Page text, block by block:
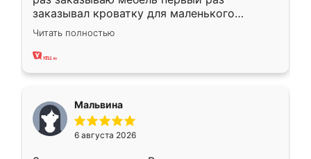
заказывал кроватку для маленького
ребёнка при его рождении ,во второй раз
заказал шкаф-купе. По качеству очень
хорошее сборка достаточно быстрая,
меньше, здесь же он более разнообразный.
Мне нравится ,если что-то потребуется из
мебели буду заказывать только здесь.
Читать полностью
Мальвина
6 августа 2026